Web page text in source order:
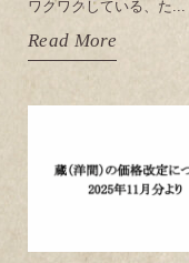
ワクワクしている、た...
Read More